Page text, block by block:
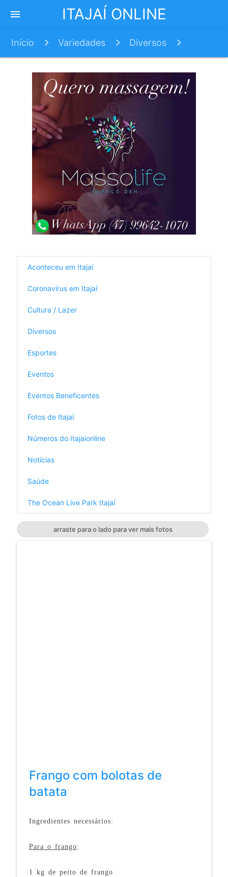
ITAJAÍ ONLINE
menu
Início Variedades Diversos
Frango com bolotas de batata
Aconteceu em Itajaí
Coronavírus em Itajaí
Cultura / Lazer
Diversos
Esportes
Eventos
Eventos Beneficentes
Fotos de Itajaí
Números do Itajaionline
Notícias
Saúde
The Ocean Live Park Itajaí
arraste para o lado para ver mais fotos
Frango com bolotas de
batata
Ingredientes necessários:
Para o frango:
1 kg de peito de frango